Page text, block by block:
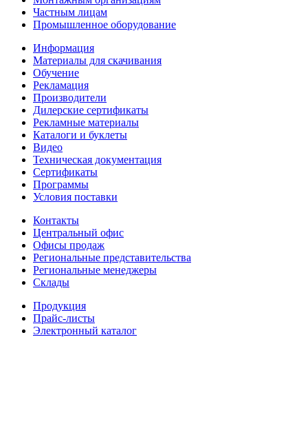
Частным лицам
Промышленное оборудование
Информация
Материалы для скачивания
Обучение
Рекламация
Производители
Дилерские сертификаты
Рекламные материалы
Каталоги и буклеты
Видео
Техническая документация
Сертификаты
Программы
Условия поставки
Контакты
Центральный офис
Офисы продаж
Региональные представительства
Региональные менеджеры
Склады
Продукция
Прайс-листы
Электронный каталог